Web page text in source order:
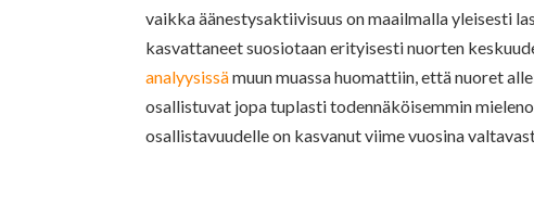
vaikka äänestysaktiivisuus on maailmalla yleisesti
kasvattaneet suosiotaan erityisesti nuorten
analyysissämuun muassa huomattiin, että nuoret
osallistuvat jopa tuplasti todennäköisemmin
osallistavuudelle on kasvanut viime vuosina